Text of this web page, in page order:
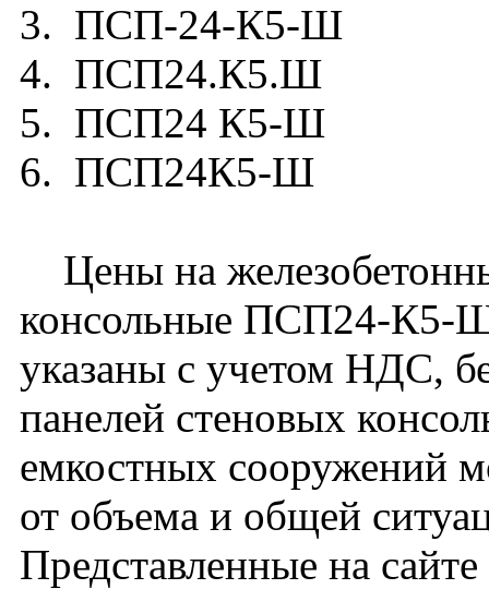
3. ПСП-24-К5-Ш
4. ПСП24.К5.Ш
5. ПСП24 К5-Ш
6. ПСП24К5-Ш
Цены на
консольные ПСП24-К5-Ш
указаны с учетом НДС,
панелей стеновых
емкостных сооружений
от объема и общей
Представленные на